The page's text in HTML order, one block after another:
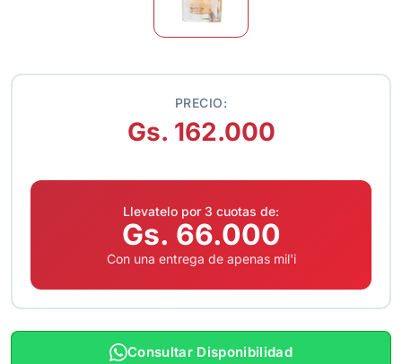
PRECIO:
Gs. 162.000
Llevatelo por 3 cuotas de:
Gs. 66.000
Con una entrega de apenas mil'i
Consultar Disponibilidad